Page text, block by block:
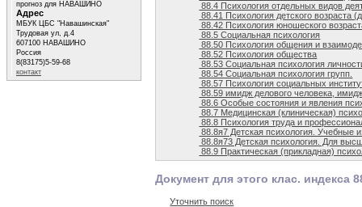
88.4 Психология отдельных видов
88.41 Психология детского возраста
88.42 Психология юношеского
88.5 Социальная психология
88.50 Психология общения и
88.52 Психология общества
88.53 Социальная психология
88.54 Социальная психология групп.
88.57 Психология социальных
88.59 имидж делового человека,
88.6 Особые состояния и явления
88.7 Медицинская (клиническая)
88.8 Психология труда и
88.8я7 Детская психология. Учебные
88.8я73 Детская психология. Для
88.9 Практическая (прикладная)
Документ для этого клас. индекса
Уточнить поиск
прогноз для НАВАШИНО
Адрес
МБУК ЦБС "Навашинская"
Трудовая ул, д.4
607100 НАВАШИНО
Россия
8(83175)5-59-68
контакт